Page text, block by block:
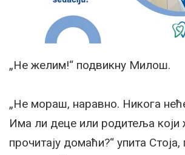
„Не желим!“ подвикну Милош.
„Не мораш, наравно. Никога
Има ли деце или родитеља који
прочитају домаћи?“ упита Стоја,